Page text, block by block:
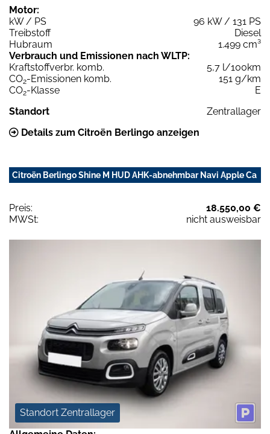
Motor:
kW / PS
96 kW / 131 PS
Treibstoff
Diesel
Hubraum
1.499 cm³
Verbrauch und Emissionen nach WLTP:
Kraftstoffverbr. komb.
5,7 l/100km
CO2-Emissionen komb.
151 g/km
CO2-Klasse
E
Standort
Zentrallager
Details zum Citroën Berlingo anzeigen
Citroën Berlingo Shine M HUD AHK-abnehmbar Navi Apple Ca
Preis:
18.550,00 €
MWSt:
nicht ausweisbar
Standort Zentrallager